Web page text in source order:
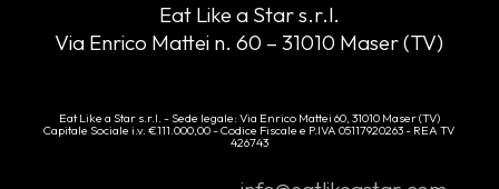
Eat Like a Star s.r.l.
Via Enrico Mattei n. 60 – 31010 Maser (TV)
Eat Like a Star s.r.l. - Sede legale: Via Enrico Mattei 60, 31010 Maser (TV)
Capitale Sociale i.v. €111.000,00 - Codice Fiscale e P.IVA 05117920263 - REA TV
426743